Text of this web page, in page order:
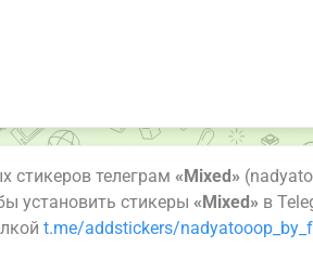
стикеров телеграм «Mixed»
установить стикеры «Mixed» в
t.me/addstickers/